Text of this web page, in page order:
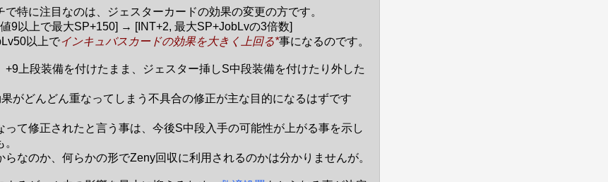
で特に注目なのは、ジェスターカードの効果の変更の方です。
9以上で最大SP+150] → [INT+2, 最大SP+JobLvの3倍数]
以上でインキュバスカードの効果を大きく上回る*事になるのです。
+9上段装備を付けたまま、ジェスター挿しS中段装備を付けたり外した
がどんどん重なってしまう不具合の修正が主な目的になるはずです
って修正されたと言う事は、今後S中段入手の可能性が上がる事を示し
らなのか、何らかの形でZeny回収に利用されるのかは分かりませんが。